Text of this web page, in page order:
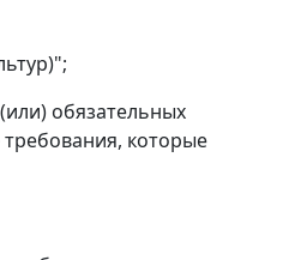
обязательных
которые